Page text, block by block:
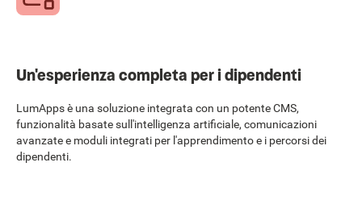
Un'esperienza completa per i dipendenti
LumApps è una soluzione integrata con un potente CMS,
funzionalità basate sull'intelligenza artificiale, comunicazioni
avanzate e moduli integrati per l'apprendimento e i percorsi dei
dipendenti.